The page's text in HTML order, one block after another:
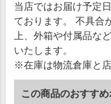
当店ではお届け予定
ております。 不具合
上、外箱や付属品な
いたします。
※在庫は物流倉庫と店
この商品のおすす